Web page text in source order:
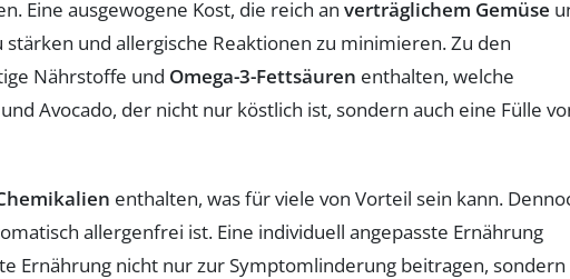
Eine ausgewogene Kost, die reich an verträglichem Gemüse
stärken und allergische Reaktionen zu minimieren. Zu den
Nährstoffe und Omega-3-Fettsäuren enthalten, welche
Avocado, der nicht nur köstlich ist, sondern auch eine Fülle
enthalten, was für viele von Vorteil sein kann.
allergenfrei ist. Eine individuell angepasste Ernährung
Ernährung nicht nur zur Symptomlinderung beitragen, sondern